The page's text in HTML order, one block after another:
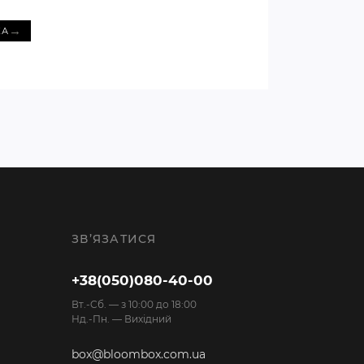
→
ЗВ’ЯЗАТИСЯ
+38(050)080-40-00
Вт.-Cб. — з 10:00 до 18:00
Нд.-Пн. — Вихідний
box@bloombox.com.ua